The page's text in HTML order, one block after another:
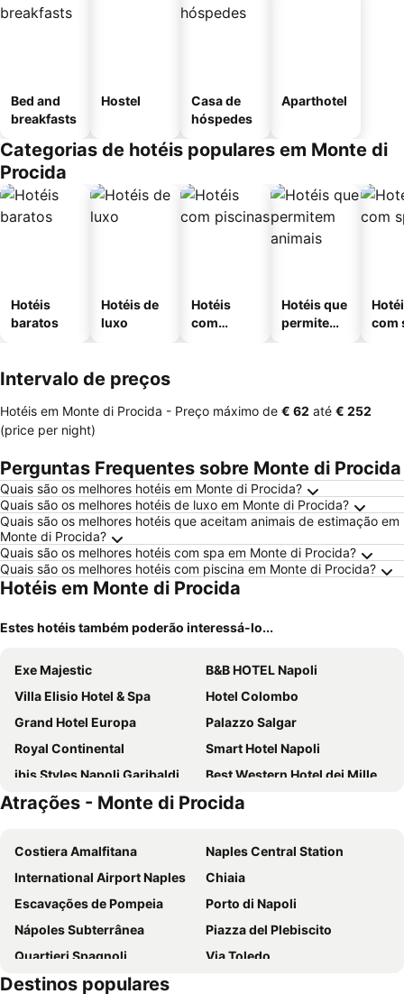
Bed and
breakfasts
Hostel
Casa de
hóspedes
Aparthotel
Categorias de hotéis populares em Monte di
Procida
Hotéis
baratos
Hotéis de
luxo
Hotéis
com
Hotéis que
permitem
com
Intervalo de preços
Hotéis em Monte di Procida - Preço máximo de ‎€ 62 até ‎€ 252
(price per night)
Perguntas Frequentes sobre Monte di Procida
Quais são os melhores hotéis em Monte di Procida?
Quais são os melhores hotéis de luxo em Monte di Procida?
Quais são os melhores hotéis que aceitam animais de estimação em
Monte di Procida?
Quais são os melhores hotéis com spa em Monte di Procida?
Quais são os melhores hotéis com piscina em Monte di Procida?
Hotéis em Monte di Procida
Estes hotéis também poderão interessá-lo...
Exe Majestic
B&B HOTEL Napoli
Villa Elisio Hotel & Spa
Hotel Colombo
Grand Hotel Europa
Palazzo Salgar
Royal Continental
Smart Hotel Napoli
ibis Styles Napoli Garibaldi
Best Western Hotel dei Mille
Palazzo Caracciolo Naples
Hotel Matilde - Lifestyle Hotel
CX Naples Centrale
American Hotel
Ranch Palace Hotel
Best Western Plus Hotel Plaza
Hotel Vergilius Billia
Maison Palla e Partner's
Royal Art H Duomo - Napoli Centro, by ClaPa Group
BW Signature Collection Hotel Paradiso
Art Street Hotel
Hotel Zara
Smart Station Hotel
Atrações - Monte di Procida
Costiera Amalfitana
Naples Central Station
International Airport Naples
Chiaia
Escavações de Pompeia
Porto di Napoli
Nápoles Subterrânea
Piazza del Plebiscito
Quartieri Spagnoli
Via Toledo
Porto di Sorrento
Destinos populares